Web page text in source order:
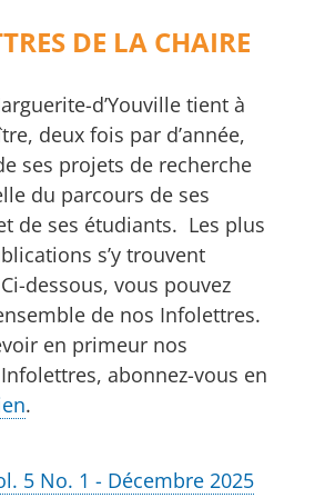
DE LA CHAIRE
d’Youville tient à
deux fois par d’année,
ses projets de recherche
du parcours de ses
de ses étudiants. Les plus
s’y trouvent
dessous, vous pouvez
de nos Infolettres.
en primeur nos
abonnez-vous en
.
5 No. 1 - Décembre 2025